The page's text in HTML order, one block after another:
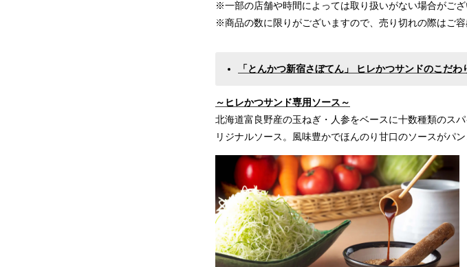
※一部の店舗や時間によっては取り扱いがない場合がござ
※商品の数に限りがございますので、売り切れの際はご容
「とんかつ新宿さぼてん」 ヒレかつサンドのこだわ
～ヒレかつサンド専用ソース～
北海道富良野産の玉ねぎ・人参をベースに十数種類のス
リジナルソース。風味豊かでほんのり甘口のソースがパ